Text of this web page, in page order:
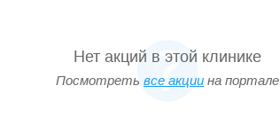
Нет акций в этой клинике
Посмотреть все акции на портале